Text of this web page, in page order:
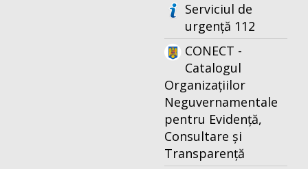
Serviciul de
urgență 112
CONECT -
Catalogul
Organizațiilor
Neguvernamentale
pentru Evidență,
Consultare și
Transparență